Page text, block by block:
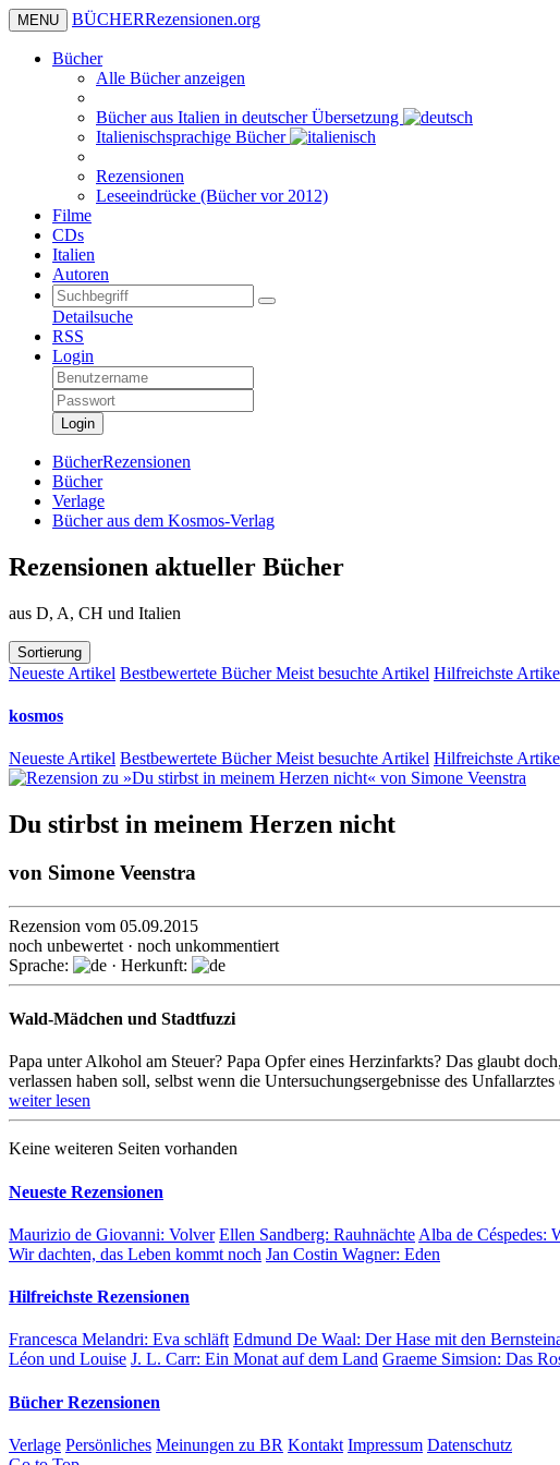
MENU BÜCHERRezensionen.org
Bücher
Alle Bücher anzeigen
Bücher aus Italien in deutscher Übersetzung
Italienischsprachige Bücher
Rezensionen
Leseeindrücke (Bücher vor 2012)
Filme
CDs
Italien
Autoren
Detailsuche
RSS
Login
Login
BücherRezensionen
Bücher
Verlage
Bücher aus dem Kosmos-Verlag
Rezensionen aktueller Bücher
aus D, A, CH und Italien
Sortierung
Neueste Artikel Bestbewertete BücherMeist besuchte Artikel Hilfreichste
kosmos
Neueste Artikel Bestbewertete BücherMeist besuchte Artikel Hilfreichste
Du stirbst in meinem Herzen nicht
von Simone Veenstra
Rezension vom 05.09.2015
noch unbewertet · noch unkommentiert
Sprache:
· Herkunft:
Wald-Mädchen und Stadtfuzzi
Papa unter Alkohol am Steuer? Papa Opfer eines Herz­infarkts? Das glaubt
ver­lassen haben soll, selbst wenn die Unter­suchungs­ergeb­nisse des Unfall­arztes
weiter lesen
Keine weiteren Seiten vorhanden
Neueste Rezensionen
Maurizio de Giovanni: Volver Ellen Sandberg: Rauhnächte Alba de Céspedes:
Wir dachten, das Leben kommt noch Jan Costin Wagner: Eden
Hilfreichste Rezensionen
Francesca Melandri: Eva schläft Edmund De Waal: Der Hase mit den
Léon und Louise J. L. Carr: Ein Monat auf dem Land Graeme Simsion: Das
Bücher Rezensionen
Verlage Persönliches Meinungen zu BR Kontakt Impressum Datenschutz